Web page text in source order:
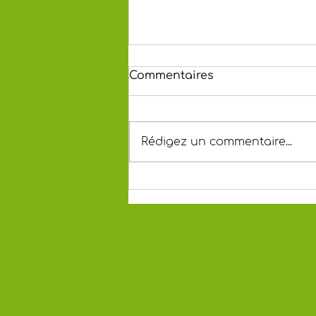
Ruchers-Ecole Date 3
Commentaires
Rédigez un commentaire...